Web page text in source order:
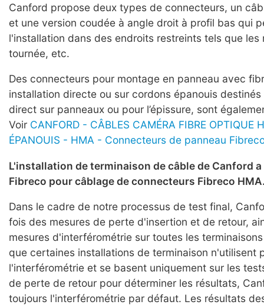
Canford propose deux types de connecteurs, un
et une version coudée à angle droit à profil bas qui
l'installation dans des endroits restreints tels que les
tournée, etc.
Des connecteurs pour montage en panneau avec
installation directe ou sur cordons épanouis
direct sur panneaux ou pour l’épissure, sont
Voir CANFORD - CÂBLES CAMÉRA FIBRE OPTIQUE
ÉPANOUIS - HMA - Connecteurs de panneau
L'installation de terminaison de câble de Canford
Fibreco pour câblage de connecteurs Fibreco
Dans le cadre de notre processus de test final,
fois des mesures de perte d'insertion et de retour,
mesures d'interférométrie sur toutes les
que certaines installations de terminaison n'utilisent
l'interférométrie et se basent uniquement sur les
de perte de retour pour déterminer les résultats,
toujours l'interférométrie par défaut. Les résultats